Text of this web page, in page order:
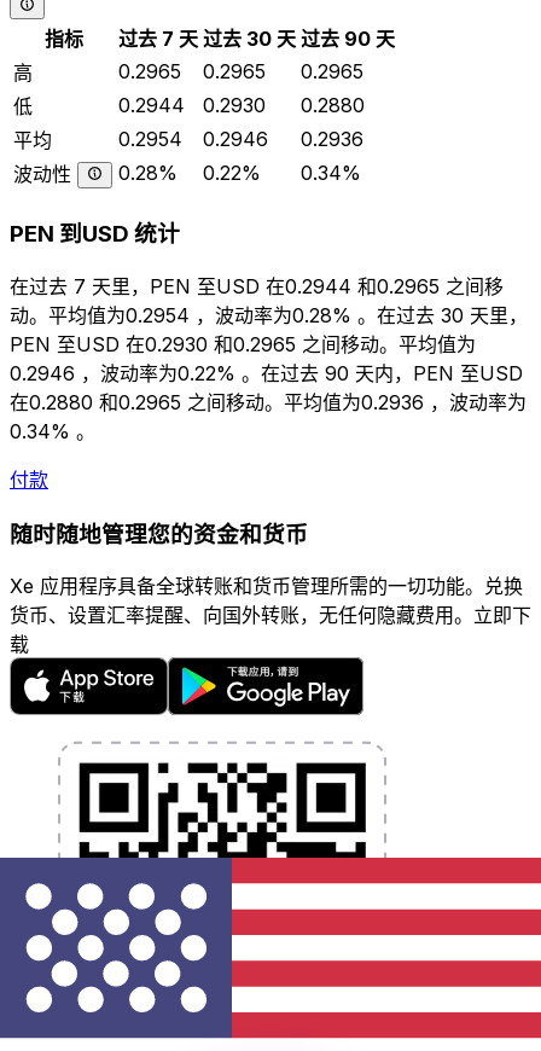
指标 过去 7 天 过去 30 天 过去 90 天
高
0.2965 0.2965
0.2965
低
0.2944 0.2930
0.2880
平均
0.2954 0.2946
0.2936
波动性
0.28% 0.22% 0.34%
PEN 到USD 统计
在过去 7 天里，PEN 至USD 在0.2944 和0.2965 之间移
动。平均值为0.2954 ，波动率为0.28% 。在过去 30 天里，
PEN 至USD 在0.2930 和0.2965 之间移动。平均值为
0.2946 ，波动率为0.22% 。在过去 90 天内，PEN 至USD
在0.2880 和0.2965 之间移动。平均值为0.2936 ，波动率为
0.34% 。
付款
随时随地管理您的资金和货币
Xe 应用程序具备全球转账和货币管理所需的一切功能。兑换
货币、设置汇率提醒、向国外转账，无任何隐藏费用。立即下
载